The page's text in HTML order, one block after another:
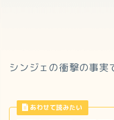
シンジェの衝撃の事実